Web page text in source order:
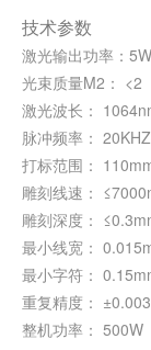
技术参数
激光输出功率：
光束质量M2： <2
激光波长：
脉冲频率：
打标范围：
雕刻线速：
雕刻深度：
最小线宽：
最小字符：
重复精度：
整机功率： 500W